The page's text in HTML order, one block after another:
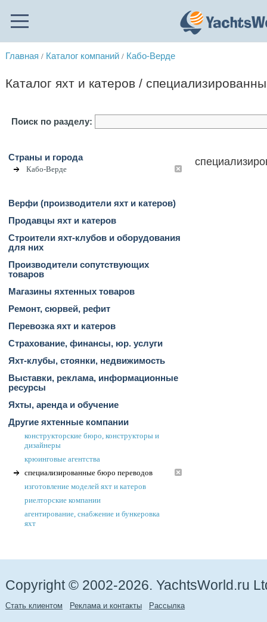
Главная / Каталог компаний / Кабо-Верде
Каталог яхт и катеров /
Поиск по разделу:
Страны и города
Кабо-Верде
Верфи (производители яхт и катеров)
Продавцы яхт и катеров
Строители яхт-клубов и оборудования
для них
Производители сопутствующих
товаров
Магазины яхтенных товаров
Ремонт, сюрвей, рефит
Перевозка яхт и катеров
Страхование, финансы, юр. услуги
Яхт-клубы, стоянки, недвижимость
Выставки, реклама, информационные
ресурсы
Яхты, аренда и обучение
Другие яхтенные компании
конструкторские бюро, конструкторы и
дизайнеры
крюинговые агентства
специализированные бюро переводов
изготовление моделей яхт и катеров
риелторские компании
агентирование, снабжение и бункеровка
яхт
Copyright © 2002-2026. YachtsWorld.ru
Стать клиентом Реклама и контакты Рассылка